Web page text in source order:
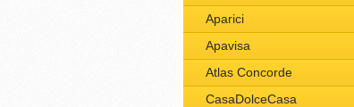
Aparici
Apavisa
Atlas Concorde
CasaDolceCasa